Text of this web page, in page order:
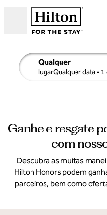
Qualquer
lugarQualquer data•
detalhes da pesquisa,
Ganhe e resgate
com
Descubra as muitas
Hilton Honors podem
parceiros, bem como